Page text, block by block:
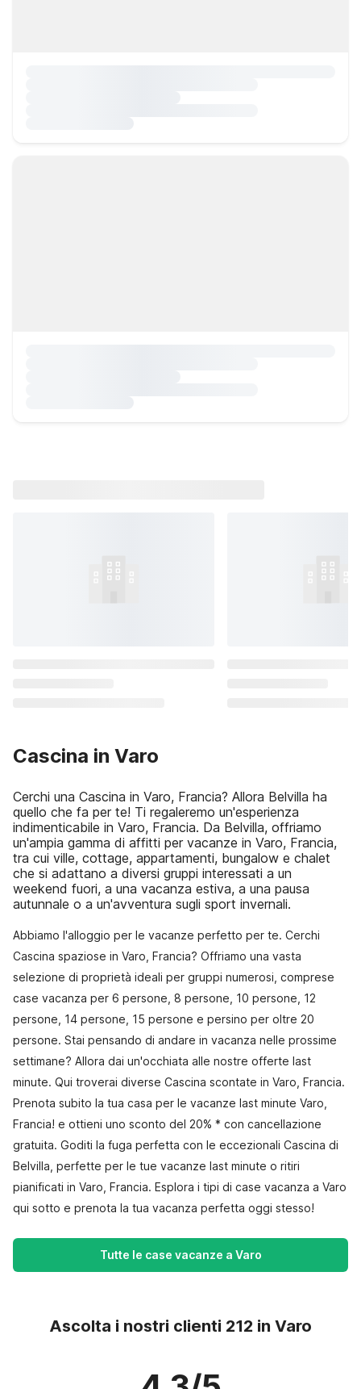
Cascina in Varo
Cerchi una Cascina in Varo, Francia? Allora Belvilla ha
quello che fa per te! Ti regaleremo un'esperienza
indimenticabile in Varo, Francia. Da Belvilla, offriamo
un'ampia gamma di affitti per vacanze in Varo, Francia,
tra cui ville, cottage, appartamenti, bungalow e chalet
che si adattano a diversi gruppi interessati a un
weekend fuori, a una vacanza estiva, a una pausa
autunnale o a un'avventura sugli sport invernali.
Abbiamo l'alloggio per le vacanze perfetto per te. Cerchi
Cascina spaziose in Varo, Francia? Offriamo una vasta
selezione di proprietà ideali per gruppi numerosi, comprese
case vacanza per 6 persone, 8 persone, 10 persone, 12
persone, 14 persone, 15 persone e persino per oltre 20
persone. Stai pensando di andare in vacanza nelle prossime
settimane? Allora dai un'occhiata alle nostre offerte last
minute. Qui troverai diverse Cascina scontate in Varo, Francia.
Prenota subito la tua casa per le vacanze last minute Varo,
Francia! e ottieni uno sconto del 20% * con cancellazione
gratuita. Goditi la fuga perfetta con le eccezionali Cascina di
Belvilla, perfette per le tue vacanze last minute o ritiri
pianificati in Varo, Francia. Esplora i tipi di case vacanza a Varo
qui sotto e prenota la tua vacanza perfetta oggi stesso!
Tutte le case vacanze a Varo
Ascolta i nostri clienti 212 in Varo